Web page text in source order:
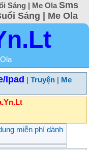
Sáng | Me Ola Sms
Sáng | Me Ola
Ipad Truyện
Me
miễn phí dành